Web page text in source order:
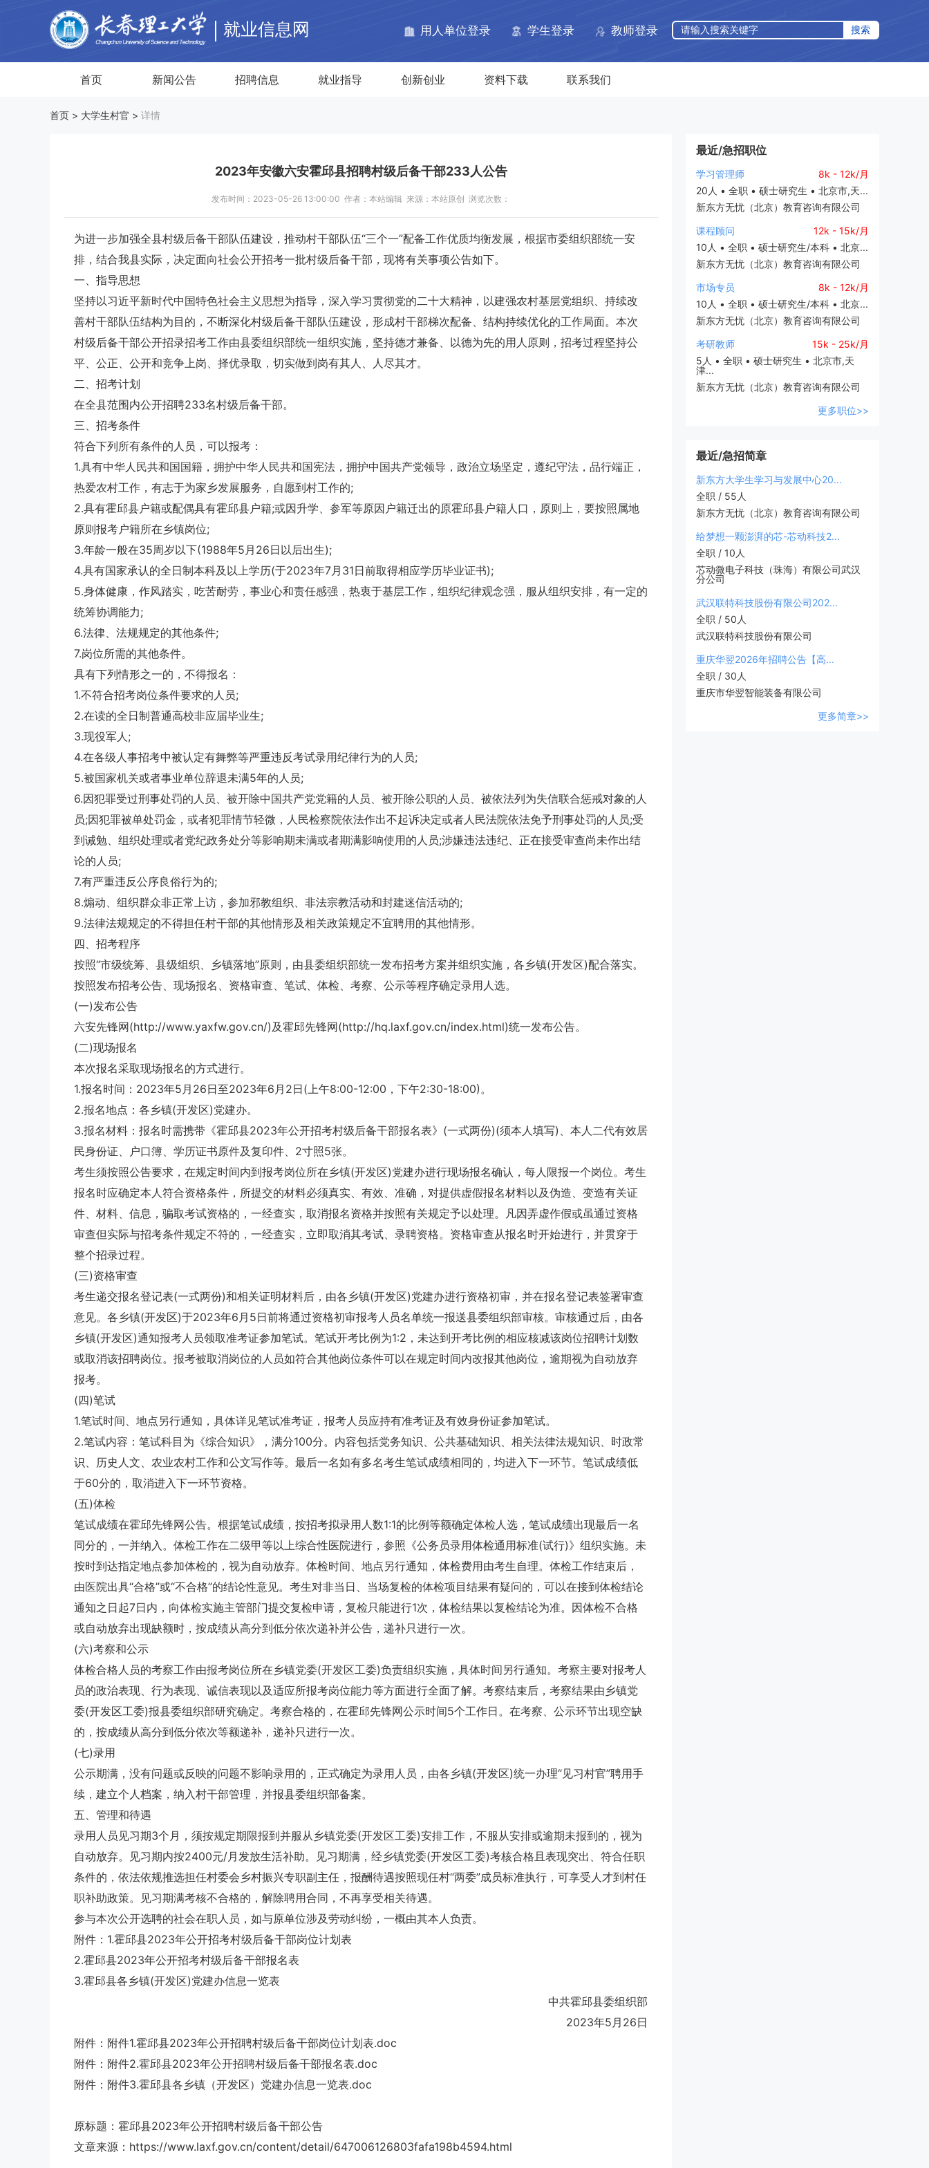
就业信息网 用人单位登录 学生登录 教师登录
首页 新闻公告 招聘信息 就业指导 创新创业 资料下载 联系我们
首页 > 大学生村官 > 详情
最近/急招职位
学习管理师
8k - 12k/月
20人 • 全职 • 硕士研究生 • 北京市,天...
新东方无忧（北京）教育咨询有限公司
课程顾问
12k - 15k/月
10人 • 全职 • 硕士研究生/本科 • 北京...
新东方无忧（北京）教育咨询有限公司
市场专员
8k - 12k/月
10人 • 全职 • 硕士研究生/本科 • 北京...
新东方无忧（北京）教育咨询有限公司
考研教师
15k - 25k/月
5人 • 全职 • 硕士研究生 • 北京市,天
津...
新东方无忧（北京）教育咨询有限公司
更多职位>>
最近/急招简章
新东方大学生学习与发展中心20...
全职 / 55人
新东方无忧（北京）教育咨询有限公司
给梦想一颗澎湃的芯-芯动科技2...
全职 / 10人
芯动微电子科技（珠海）有限公司武汉
分公司
武汉联特科技股份有限公司202...
全职 / 50人
武汉联特科技股份有限公司
重庆华翌2026年招聘公告【高...
全职 / 30人
重庆市华翌智能装备有限公司
更多简章>>
2023年安徽六安霍邱县招聘村级后备干部233人公告
发布时间：2023-05-26 13:00:00 作者：本站编辑 来源：本站原创 浏览次数：
为进一步加强全县村级后备干部队伍建设，推动村干部队伍“三个一”配备工作优质均衡发展，根据市委组织部统一安
排，结合我县实际，决定面向社会公开招考一批村级后备干部，现将有关事项公告如下。
一、指导思想
坚持以习近平新时代中国特色社会主义思想为指导，深入学习贯彻党的二十大精神，以建强农村基层党组织、持续改
善村干部队伍结构为目的，不断深化村级后备干部队伍建设，形成村干部梯次配备、结构持续优化的工作局面。本次
村级后备干部公开招录招考工作由县委组织部统一组织实施，坚持德才兼备、以德为先的用人原则，招考过程坚持公
平、公正、公开和竞争上岗、择优录取，切实做到岗有其人、人尽其才。
二、招考计划
在全县范围内公开招聘233名村级后备干部。
三、招考条件
符合下列所有条件的人员，可以报考：
1.具有中华人民共和国国籍，拥护中华人民共和国宪法，拥护中国共产党领导，政治立场坚定，遵纪守法，品行端正，
热爱农村工作，有志于为家乡发展服务，自愿到村工作的;
2.具有霍邱县户籍或配偶具有霍邱县户籍;或因升学、参军等原因户籍迁出的原霍邱县户籍人口，原则上，要按照属地
原则报考户籍所在乡镇岗位;
3.年龄一般在35周岁以下(1988年5月26日以后出生);
4.具有国家承认的全日制本科及以上学历(于2023年7月31日前取得相应学历毕业证书);
5.身体健康，作风踏实，吃苦耐劳，事业心和责任感强，热衷于基层工作，组织纪律观念强，服从组织安排，有一定的
统筹协调能力;
6.法律、法规规定的其他条件;
7.岗位所需的其他条件。
具有下列情形之一的，不得报名：
1.不符合招考岗位条件要求的人员;
2.在读的全日制普通高校非应届毕业生;
3.现役军人;
4.在各级人事招考中被认定有舞弊等严重违反考试录用纪律行为的人员;
5.被国家机关或者事业单位辞退未满5年的人员;
6.因犯罪受过刑事处罚的人员、被开除中国共产党党籍的人员、被开除公职的人员、被依法列为失信联合惩戒对象的人
员;因犯罪被单处罚金，或者犯罪情节轻微，人民检察院依法作出不起诉决定或者人民法院依法免予刑事处罚的人员;受
到诫勉、组织处理或者党纪政务处分等影响期未满或者期满影响使用的人员;涉嫌违法违纪、正在接受审查尚未作出结
论的人员;
7.有严重违反公序良俗行为的;
8.煽动、组织群众非正常上访，参加邪教组织、非法宗教活动和封建迷信活动的;
9.法律法规规定的不得担任村干部的其他情形及相关政策规定不宜聘用的其他情形。
四、招考程序
按照“市级统筹、县级组织、乡镇落地”原则，由县委组织部统一发布招考方案并组织实施，各乡镇(开发区)配合落实。
按照发布招考公告、现场报名、资格审查、笔试、体检、考察、公示等程序确定录用人选。
(一)发布公告
六安先锋网(http://www.yaxfw.gov.cn/)及霍邱先锋网(http://hq.laxf.gov.cn/index.html)统一发布公告。
(二)现场报名
本次报名采取现场报名的方式进行。
1.报名时间：2023年5月26日至2023年6月2日(上午8:00-12:00，下午2:30-18:00)。
2.报名地点：各乡镇(开发区)党建办。
3.报名材料：报名时需携带《霍邱县2023年公开招考村级后备干部报名表》(一式两份)(须本人填写)、本人二代有效居
民身份证、户口簿、学历证书原件及复印件、2寸照5张。
考生须按照公告要求，在规定时间内到报考岗位所在乡镇(开发区)党建办进行现场报名确认，每人限报一个岗位。考生
报名时应确定本人符合资格条件，所提交的材料必须真实、有效、准确，对提供虚假报名材料以及伪造、变造有关证
件、材料、信息，骗取考试资格的，一经查实，取消报名资格并按照有关规定予以处理。凡因弄虚作假或虽通过资格
审查但实际与招考条件规定不符的，一经查实，立即取消其考试、录聘资格。资格审查从报名时开始进行，并贯穿于
整个招录过程。
(三)资格审查
考生递交报名登记表(一式两份)和相关证明材料后，由各乡镇(开发区)党建办进行资格初审，并在报名登记表签署审查
意见。各乡镇(开发区)于2023年6月5日前将通过资格初审报考人员名单统一报送县委组织部审核。审核通过后，由各
乡镇(开发区)通知报考人员领取准考证参加笔试。笔试开考比例为1:2，未达到开考比例的相应核减该岗位招聘计划数
或取消该招聘岗位。报考被取消岗位的人员如符合其他岗位条件可以在规定时间内改报其他岗位，逾期视为自动放弃
报考。
(四)笔试
1.笔试时间、地点另行通知，具体详见笔试准考证，报考人员应持有准考证及有效身份证参加笔试。
2.笔试内容：笔试科目为《综合知识》，满分100分。内容包括党务知识、公共基础知识、相关法律法规知识、时政常
识、历史人文、农业农村工作和公文写作等。最后一名如有多名考生笔试成绩相同的，均进入下一环节。笔试成绩低
于60分的，取消进入下一环节资格。
(五)体检
笔试成绩在霍邱先锋网公告。根据笔试成绩，按招考拟录用人数1:1的比例等额确定体检人选，笔试成绩出现最后一名
同分的，一并纳入。体检工作在二级甲等以上综合性医院进行，参照《公务员录用体检通用标准(试行)》组织实施。未
按时到达指定地点参加体检的，视为自动放弃。体检时间、地点另行通知，体检费用由考生自理。体检工作结束后，
由医院出具“合格”或“不合格”的结论性意见。考生对非当日、当场复检的体检项目结果有疑问的，可以在接到体检结论
通知之日起7日内，向体检实施主管部门提交复检申请，复检只能进行1次，体检结果以复检结论为准。因体检不合格
或自动放弃出现缺额时，按成绩从高分到低分依次递补并公告，递补只进行一次。
(六)考察和公示
体检合格人员的考察工作由报考岗位所在乡镇党委(开发区工委)负责组织实施，具体时间另行通知。考察主要对报考人
员的政治表现、行为表现、诚信表现以及适应所报考岗位能力等方面进行全面了解。考察结束后，考察结果由乡镇党
委(开发区工委)报县委组织部研究确定。考察合格的，在霍邱先锋网公示时间5个工作日。在考察、公示环节出现空缺
的，按成绩从高分到低分依次等额递补，递补只进行一次。
(七)录用
公示期满，没有问题或反映的问题不影响录用的，正式确定为录用人员，由各乡镇(开发区)统一办理“见习村官”聘用手
续，建立个人档案，纳入村干部管理，并报县委组织部备案。
五、管理和待遇
录用人员见习期3个月，须按规定期限报到并服从乡镇党委(开发区工委)安排工作，不服从安排或逾期未报到的，视为
自动放弃。见习期内按2400元/月发放生活补助。见习期满，经乡镇党委(开发区工委)考核合格且表现突出、符合任职
条件的，依法依规推选担任村委会乡村振兴专职副主任，报酬待遇按照现任村“两委”成员标准执行，可享受人才到村任
职补助政策。见习期满考核不合格的，解除聘用合同，不再享受相关待遇。
参与本次公开选聘的社会在职人员，如与原单位涉及劳动纠纷，一概由其本人负责。
附件：1.霍邱县2023年公开招考村级后备干部岗位计划表
2.霍邱县2023年公开招考村级后备干部报名表
3.霍邱县各乡镇(开发区)党建办信息一览表
中共霍邱县委组织部
2023年5月26日
附件：附件1.霍邱县2023年公开招聘村级后备干部岗位计划表.doc
附件：附件2.霍邱县2023年公开招聘村级后备干部报名表.doc
附件：附件3.霍邱县各乡镇（开发区）党建办信息一览表.doc
原标题：霍邱县2023年公开招聘村级后备干部公告
文章来源：https://www.laxf.gov.cn/content/detail/647006126803fafa198b4594.html